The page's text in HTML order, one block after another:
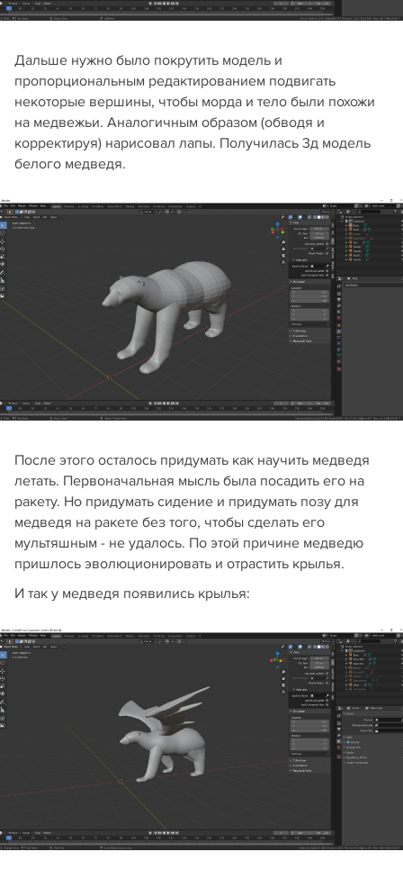
Дальше нужно было покрутить модель и
пропорциональным редактированием подвигать
некоторые вершины, чтобы морда и тело были похожи
на медвежьи. Аналогичным образом (обводя и
корректируя) нарисовал лапы. Получилась 3д модель
белого медведя.
После этого осталось придумать как научить медведя
летать. Первоначальная мысль была посадить его на
ракету. Но придумать сидение и придумать позу для
медведя на ракете без того, чтобы сделать его
мультяшным - не удалось. По этой причине медведю
пришлось эволюционировать и отрастить крылья.
И так у медведя появились крылья: